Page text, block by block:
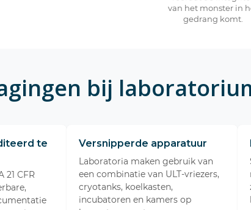
van het monster in
gedrang komt.
bij
te
21 CFR
Versnipperde apparatuur
Laboratoria maken gebruik van
een combinatie van ULT-vriezers,
cryotanks, koelkasten,
incubatoren en kamers op